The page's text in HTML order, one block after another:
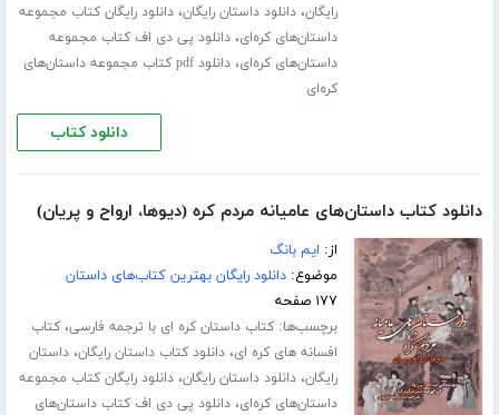
رایگان،دانلود داستان رایگان،دانلود رایگان کتاب مجموعه
داستان‌های کره‌ای،دانلود پی دی اف کتاب مجموعه
داستان‌های کره‌ای،
دانلود pdf کتاب مجموعه داستان‌های
کره‌ای
دانلود کتاب
دانلود کتاب داستان‌های عامیانه مردم کره (دیوها، ارواح و پریان)
از: ایم بانگ
موضوع:دانلود رایگان بهترین کتاب‌های داستان
۱۷۷ صفحه
برچسب‌ها:کتاب داستان کره ای با ترجمه فارسی،کتاب
افسانه های کره ای،دانلود کتاب داستان رایگان،داستان
رایگان،دانلود داستان رایگان،دانلود رایگان کتاب مجموعه
داستان‌های کره‌ای،دانلود پی دی اف کتاب داستان‌های